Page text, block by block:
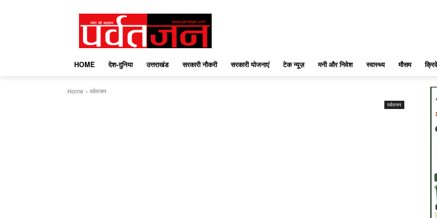
HOME देश-दुनिया उत्तराखंड सरकारी नौकरी सरकारी योजनाएं टेक न्यूज़ मनी और निवेश स्वास्थ्य मौसम
Home पर्वतजन
पर्वतजन